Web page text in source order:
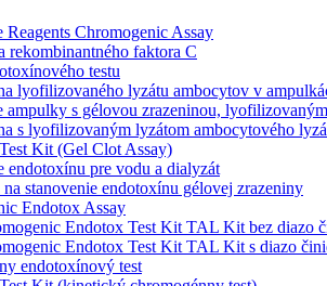
Reagents Chromogenic Assay
rekombinantného faktora C
testu
lyofilizovaného lyzátu ambocytov v
ampulky s gélovou zrazeninou,
s lyofilizovaným lyzátom ambocytového
Kit (Gel Clot Assay)
endotoxínu pre vodu a dialyzát
stanovenie endotoxínu gélovej zrazeniny
Endotox Assay
Endotox Test Kit TAL Kit bez diazo
Endotox Test Kit TAL Kit s diazo
endotoxínový test